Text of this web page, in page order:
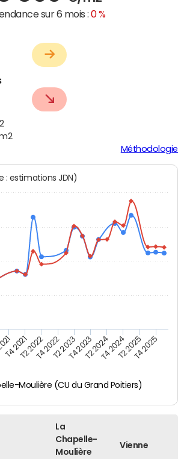
sur 6 mois :0 %
Méthodologie
(source : estimations JDN)
Moulière (CU du Grand Poitiers)
T4 2021T2 2022T4 2022T2 2023T4 2023T2 2024T4 2024T2 2025T4 2025
La
Chapelle-
Moulière
Vienne